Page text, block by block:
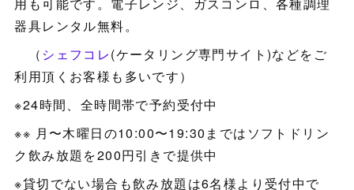
器具レンタル無料。
（ シェフコレ(ケータリング専門サイト)などをご
利用頂くお客様も多いです）
※24時間、全時間帯で予約受付中
※※ 月〜木曜日の10:00〜19:30まではソフトドリン
ク飲み放題を200円引きで提供中
※貸切でない場合も飲み放題は6名様より受付中で